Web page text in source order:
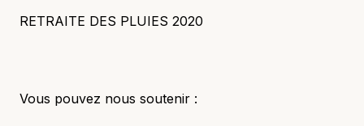
RETRAITE DES PLUIES 2020
Vous pouvez nous soutenir :